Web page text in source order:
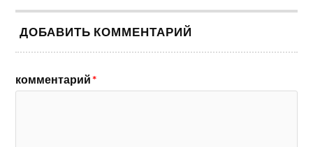
ДОБАВИТЬ КОММЕНТАРИЙ
комментарий*